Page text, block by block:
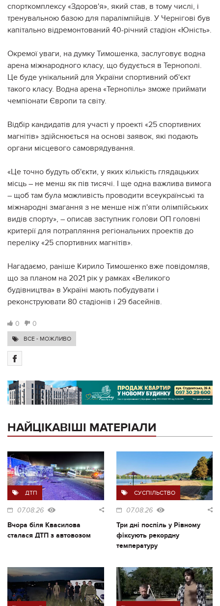
спорткомплексу «Здоров'я», який став, в тому числі, і
тренувальною базою для паралімпійців. У Чернігові був
капітально відремонтований 40-річний стадіон «Юність».
Окремої уваги, на думку Тимошенка, заслуговує водна
арена міжнародного класу, що будується в Тернополі.
Це буде унікальний для України спортивний об'єкт
такого класу. Водна арена «Тернопіль» зможе приймати
чемпіонати Європи та світу.
Відбір кандидатів для участі у проекті «25 спортивних
магнітів» здійснюється на основі заявок, які подають
органи місцевого самоврядування.
«Це точно будуть об'єкти, у яких кількість глядацьких
місць – не менш як пів тисячі. І ще одна важлива вимога
– щоб там була можливість проводити всеукраїнські та
міжнародні змагання з не менше ніж п'яти олімпійських
видів спорту», – описав заступник голови ОП головні
критерії для потрапляння регіональних проектів до
переліку «25 спортивних магнітів».
Нагадаємо, раніше Кирило Тимошенко вже повідомляв,
що за планом на 2021 рік у рамках «Великого
будівництва» в Україні мають побудувати і
реконструювати 80 стадіонів і 29 басейнів.
0 0
ВСЕ - МОЖЛИВО
НАЙЦІКАВІШІ МАТЕРІАЛИ
ДТП
07.08.26
Вчора біля Квасилова
сталася ДТП з автовозом
СУСПІЛЬСТВО
07.08.26
Три дні поспіль у Рівному
фіксують рекордну
температуру